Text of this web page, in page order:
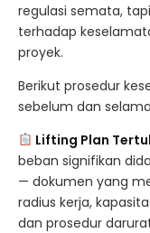
regulasi semata,
terhadap
proyek.
Berikut prosedur
sebelum dan
Lifting Plan
beban signifikan
— dokumen yang
radius kerja,
dan prosedur